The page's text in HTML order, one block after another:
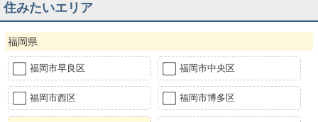
住みたいエリア
福岡県
福岡市早良区 福岡市中央区
福岡市西区 福岡市博多区